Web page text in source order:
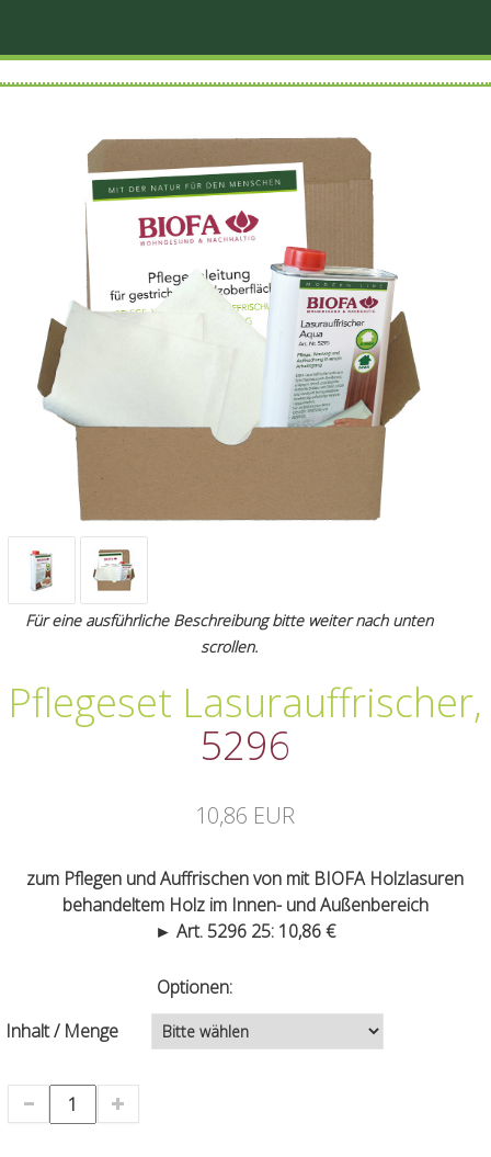
Für eine ausführliche Beschreibung bitte weiter nach unten
scrollen.
Pflegeset Lasurauffrischer,
5296
10,86 EUR
zum Pflegen und Auffrischen von mit BIOFA Holzlasuren
behandeltem Holz im Innen- und Außenbereich
► Art. 5296 25: 10,86 €
Optionen:
Inhalt / Menge